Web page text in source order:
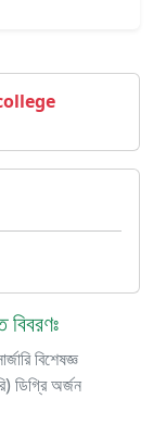
বিবরণঃ
বিশেষজ্ঞ
ডিগ্রি অর্জন